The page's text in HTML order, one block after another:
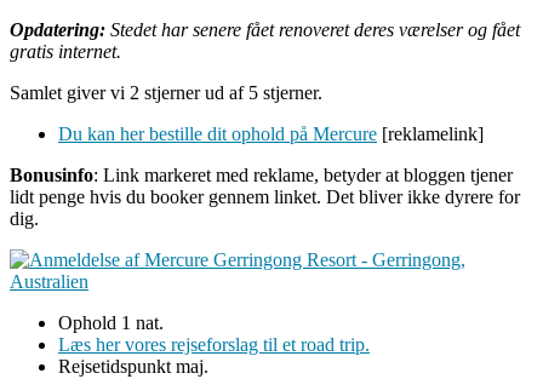
Opdatering: Stedet har senere fået renoveret deres værelser og fået
gratis internet.
Samlet giver vi 2 stjerner ud af 5 stjerner.
Du kan her bestille dit ophold på Mercure [reklamelink]
Bonusinfo: Link markeret med reklame, betyder at bloggen tjener
lidt penge hvis du booker gennem linket. Det bliver ikke dyrere for
dig.
Ophold 1 nat.
Læs her vores rejseforslag til et road trip.
Rejsetidspunkt maj.